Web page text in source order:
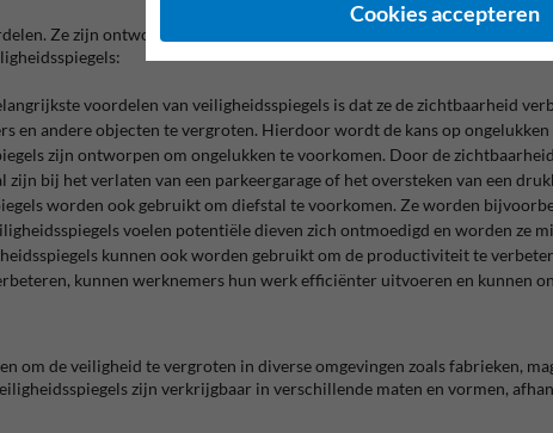
Ze zijn ontworpen om de veiligheid te vergroten en kunnen
voordelen van veiligheidsspiegels is dat ze de zichtbaarheid
en andere objecten te vergroten. Hierdoor wordt de kans op
zijn ontworpen om ongelukken te voorkomen. Door de
bij het verlaten van een parkeergarage of het oversteken van een
worden ook gebruikt om diefstal te voorkomen. Ze worden
voelen potentiële dieven zich ontmoedigd en worden ze
kunnen ook worden gebruikt om de productiviteit te
kunnen werknemers hun werk efficiënter uitvoeren en kunnen
om de veiligheid te vergroten in diverse omgevingen zoals fabrieken,
zijn verkrijgbaar in verschillende maten en vormen,
Cookies accepteren